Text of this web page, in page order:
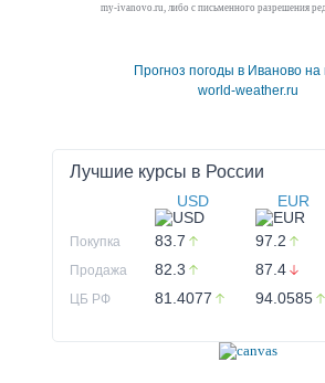
my-ivanovo.ru, либо с письменного разрешения
Прогноз погоды в Иваново на
world-weather.ru
Лучшие курсы в России
USD EUR
Покупка 83.7 97.2
Продажа 82.3 87.4
ЦБ РФ 81.4077 94.0585